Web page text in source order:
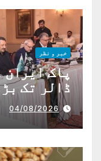
خبر و نظر
ڈالر تک
04/08/2026